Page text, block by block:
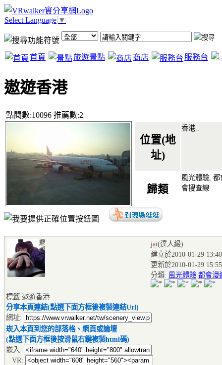
Select Language ▼
首頁 旅遊景點 商店 服務台
遨遊香港
點閱數:10096 推薦數:2
位置(地
址)
香港.
歸類
風光體驗,
會搜查線
jai(達人級)
建立於2010-01-29
更新於2010-01-29
分類: 風光體驗 都會漫
標籤:遨遊香港
分享本頁連結(點選下面方框後複製連結Url)
網址:
崁入本頁到您的部落格、網頁或論壇
(點選下面方框後按滑鼠右鍵複製html碼)
嵌入:
VR: